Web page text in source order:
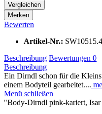
Vergleichen
Merken
Bewerten
Artikel-Nr.: SW10515.4
Beschreibung Bewertungen 0
Beschreibung
Ein Dirndl schon für die
einem Bodyteil gearbeitet....
Menü schließen
"Body-Dirndl pink-kariert, Isar